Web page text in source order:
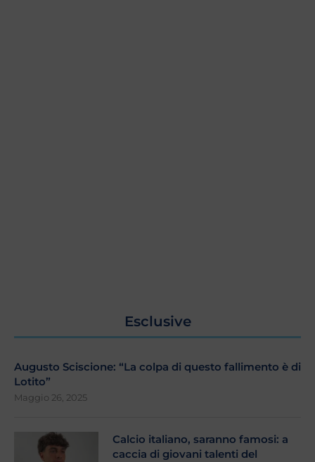
Esclusive
Augusto Sciscione: “La colpa di questo fallimento è di
Lotito”
Maggio 26, 2025
Calcio italiano, saranno famosi: a
caccia di giovani talenti del